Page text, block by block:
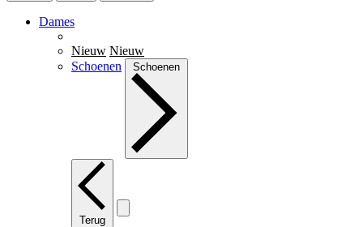
Dames
Nieuw Nieuw
Schoenen
Schoenen
Terug